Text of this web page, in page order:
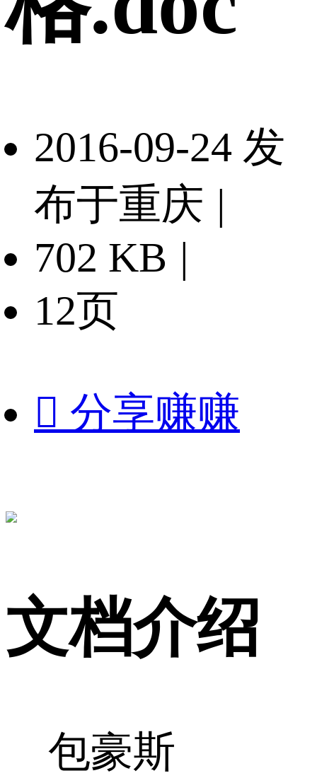
2016-09-24 发
布于重庆 |
702 KB |
12页
 分享赚赚
文档介绍
包豪斯